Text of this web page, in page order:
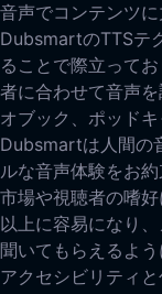
音声でコンテンツ
DubsmartのTTSテ
ることで際立って
者に合わせて音声
オブック、ポッド
Dubsmartは人間の
ルな音声体験をお
市場や視聴者の嗜
以上に容易になり
聞いてもらえるよう
アクセシビリティ